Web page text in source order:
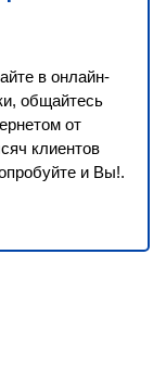
в онлайн-
общайтесь
от
клиентов
и Вы!.